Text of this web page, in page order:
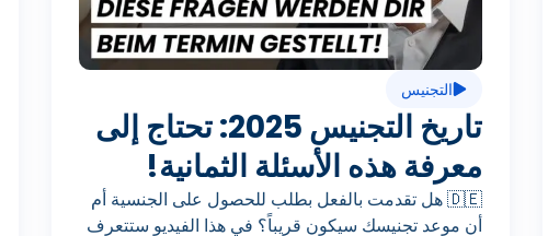
د
ي
غ
ي التجنيس
تاريخ التجنيس 2025: تحتاج إلى
معرفة هذه الأسئلة الثمانية!
🇩🇪 هل تقدمت بالفعل بطلب للحصول على الجنسية أم
أن موعد تجنيسك سيكون قريباً؟ في هذا الفيديو ستتعرف